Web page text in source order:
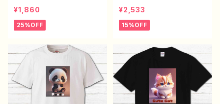
文字 かわいい おしゃ
れ 個性的 おすすめ 半
袖シャツ デザイン コラ
ル：筋肉こそ正義 作：んご
ミック H-7
¥1,860
25%OFF
かわいい おしゃれ 動
物 イラスト パンダ 個
性的 おすすめ 人気 イ
ー 絵師 オリジナル デ
ザイン グッズ プリント黒
Tシャツ ネタTシャツ ノ
ンブランド 半袖 デザイ
ン コラボ J1-9
¥2,533
15%OFF